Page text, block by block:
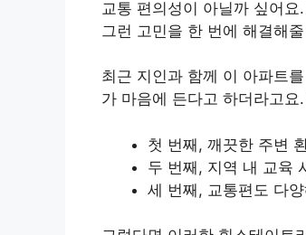
교통 편의성이 아닐까 싶어
그런 고민을 한 번에 해결해
최근 지인과 함께 이 아파트
가 마음에 든다고 하더라고
첫 번째, 깨끗한 주변
두 번째, 지역 내 교육
세 번째, 교통편도 다